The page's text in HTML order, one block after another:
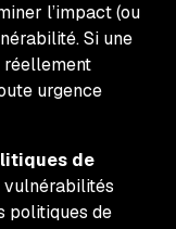
l’impact (ou
Si une
réellement
urgence
de
politiques de